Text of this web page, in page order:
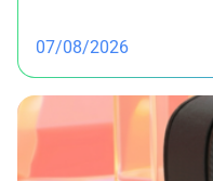
07/08/2026